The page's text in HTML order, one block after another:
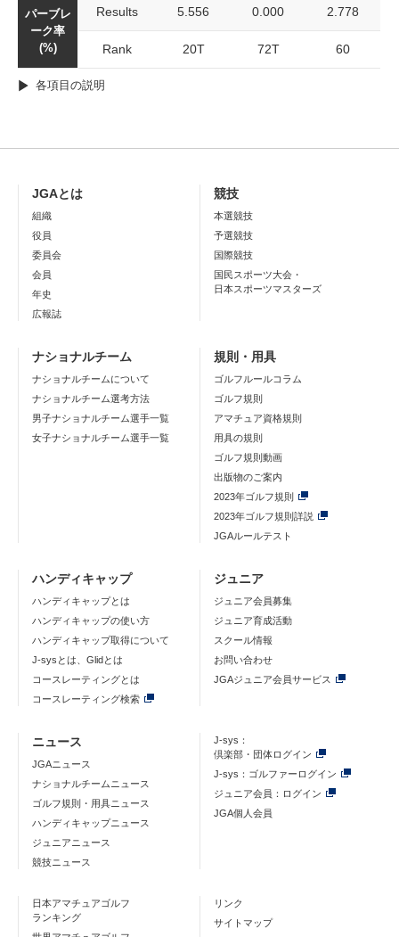
パーブレ
ーク率
(%)
Results 5.556 0.000 2.778
Rank 20T 72T 60
各項目の説明
JGAとは
組織
役員
委員会
会員
年史
広報誌
競技
本選競技
予選競技
国際競技
国民スポーツ大会・
日本スポーツマスターズ
ナショナルチーム
ナショナルチームについて
ナショナルチーム選考方法
男子ナショナルチーム選手一覧
女子ナショナルチーム選手一覧
規則・用具
ゴルフルールコラム
ゴルフ規則
アマチュア資格規則
用具の規則
ゴルフ規則動画
出版物のご案内
2023年ゴルフ規則
2023年ゴルフ規則詳説
JGAルールテスト
ハンディキャップ
ハンディキャップとは
ハンディキャップの使い方
ハンディキャップ取得について
J-sysとは、Glidとは
コースレーティングとは
コースレーティング検索
ジュニア
ジュニア会員募集
ジュニア育成活動
スクール情報
お問い合わせ
JGAジュニア会員サービス
ニュース
JGAニュース
ナショナルチームニュース
ゴルフ規則・用具ニュース
ハンディキャップニュース
ジュニアニュース
競技ニュース
J-sys：
倶楽部・団体ログイン
J-sys：ゴルファーログイン
ジュニア会員：ログイン
JGA個人会員
日本アマチュアゴルフ
ランキング
リンク
サイトマップ